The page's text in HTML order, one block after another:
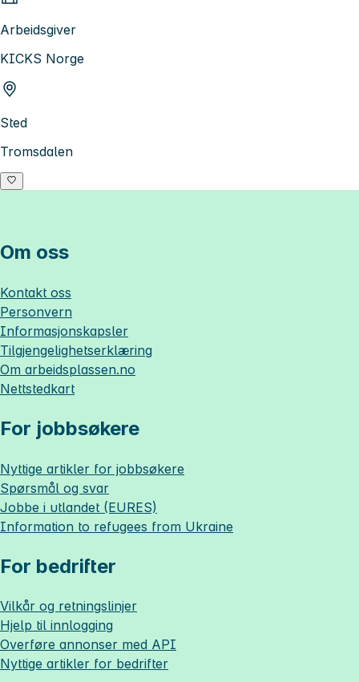
Arbeidsgiver
KICKS Norge
Sted
Tromsdalen
Om oss
Kontakt oss
Personvern
Informasjonskapsler
Tilgjengelighetserklæring
Om arbeidsplassen.no
Nettstedkart
For jobbsøkere
Nyttige artikler for jobbsøkere
Spørsmål og svar
Jobbe i utlandet (EURES)
Information to refugees from Ukraine
For bedrifter
Vilkår og retningslinjer
Hjelp til innlogging
Overføre annonser med API
Nyttige artikler for bedrifter